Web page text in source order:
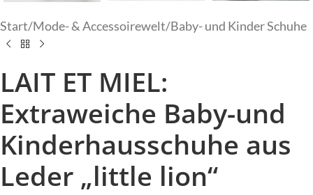
Start/Mode- & Accessoirewelt/Baby- und Kinder Schuhe
LAIT ET MIEL:
Extraweiche Baby-und
Kinderhausschuhe aus
Leder „little lion“